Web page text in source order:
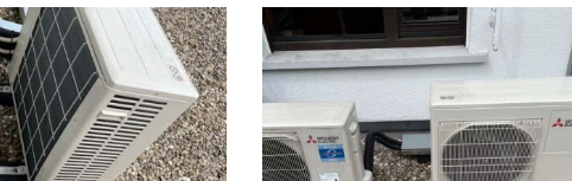
IMG_2811